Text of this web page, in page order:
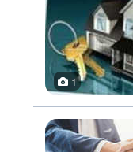
1